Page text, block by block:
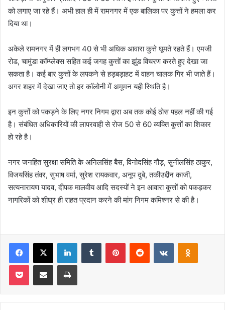
को लगाए जा रहे हैं। अभी हाल ही में रामनगर में एक बालिका पर कुत्तों ने हमला कर
दिया था।
अकेले रामनगर में ही लगभग 40 से भी अधिक आवारा कुत्ते घूमते रहते हैं। एमजी
रोड, चामुंडा कॉम्प्लेक्स सहित कई जगह कुत्तों का झुंड विचरण करते हुए देखा जा
सकता है। कई बार कुत्तों के लपकने से हड़बड़ाहट में वाहन चालक गिर भी जाते हैं।
अगर शहर में देखा जाए तो हर कॉलोनी में अमूमन यही स्थिति है।
इन कुत्तों को पकड़ने के लिए नगर निगम द्वारा अब तक कोई ठोस पहल नहीं की गई
है। संबंधित अधिकारियों की लापरवाही से रोज 50 से 60 व्यक्ति कुत्तों का शिकार
हो रहे है।
नगर जनहित सुरक्षा समिति के अनिलसिंह बैस, विनोदसिंह गौड़, सुनीलसिंह ठाकुर,
विजयसिंह तंवर, सुभाष वर्मा, सुरेश रायकवार, अनूप दुबे, तकीउद्दीन काजी,
सत्यनारायण यादव, दीपक मालवीय आदि सदस्यों ने इन आवारा कुत्तों को पकड़कर
नागरिकों को शीघ्र ही राहत प्रदान करने की मांग निगम कमिश्नर से की है।
Facebook
X LinkedInTumblr PinterestReddit VKontakte
Pocket Share via Email Print